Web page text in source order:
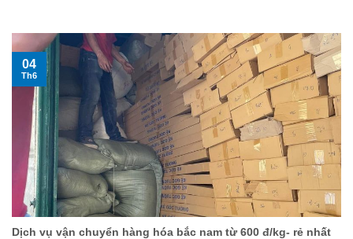
Dịch vụ vận chuyển hàng hóa bắc nam từ 600 đ/kg- rẻ nhất
04
Th6